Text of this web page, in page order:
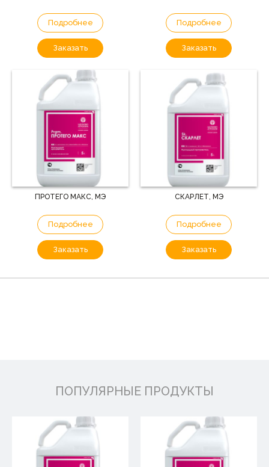
Подробнее
Заказать
Подробнее
Заказать
ПРОТЕГО МАКС, МЭ
Подробнее
Заказать
СКАРЛЕТ, МЭ
Подробнее
Заказать
ПОПУЛЯРНЫЕ ПРОДУКТЫ